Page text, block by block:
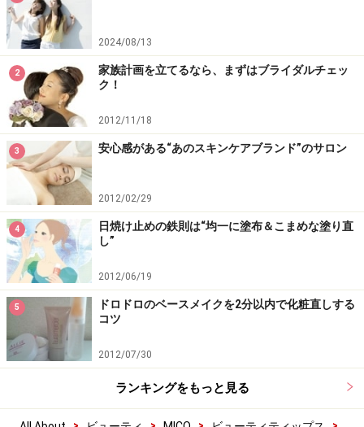
2024/08/13
2
家族計画を立てるなら、まずはブライダルチェッ
ク！
2012/11/18
3 安心感がある“あのスキンケアブランド”のサロン
2012/02/29
4
日焼け止めの鉄則は“均一に塗布＆こまめな塗り直
し”
2012/06/19
5
ドロドロのベースメイクを2分以内で化粧直しする
コツ
2012/07/30
ランキングをもっと見る